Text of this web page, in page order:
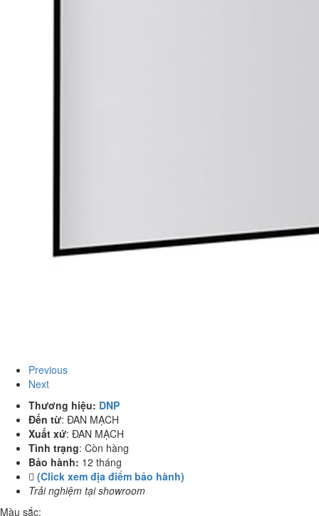
Previous
Next
Thương hiệu: DNP
Đến từ: ĐAN MẠCH
Xuất xứ: ĐAN MẠCH
Tình trạng: Còn hàng
Bảo hành: 12 tháng
(Click xem địa điểm bảo hành)
Trải nghiệm tại showroom
Màu sắc: